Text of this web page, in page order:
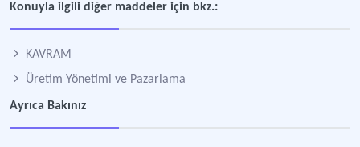
Konuyla ilgili diğer maddeler için bkz.:
KAVRAM
Üretim Yönetimi ve Pazarlama
Ayrıca Bakınız